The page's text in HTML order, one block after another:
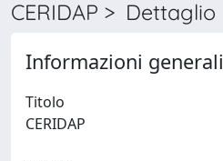
CERIDAP > Dettaglio
Informazioni generali
Titolo